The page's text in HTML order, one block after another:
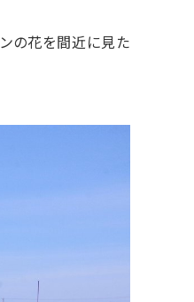
の花を間近に見た